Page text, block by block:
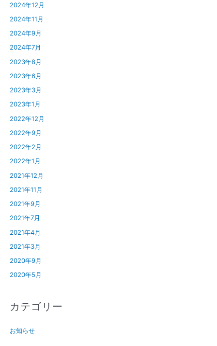
2024年12月
2024年11月
2024年9月
2024年7月
2023年8月
2023年6月
2023年3月
2023年1月
2022年12月
2022年9月
2022年2月
2022年1月
2021年12月
2021年11月
2021年9月
2021年7月
2021年4月
2021年3月
2020年9月
2020年5月
カテゴリー
お知らせ